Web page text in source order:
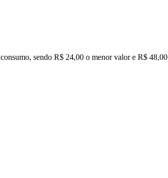
sendo R$ 24,00 o menor valor e R$